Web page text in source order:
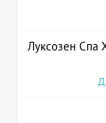
Луксозен Спа